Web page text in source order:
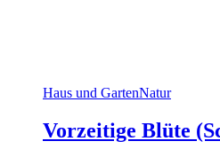
Haus und GartenNatur
Vorzeitige Blüte